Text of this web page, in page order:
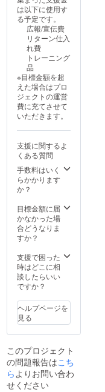
は以下に使用す
る予定です。
広報/宣伝費
リターン仕入
れ費
トレーニング
品
※目標金額を超
えた場合はプロ
ジェクトの運営
費に充てさせて
いただきます。
支援に関するよ
くある質問
手数料はいく
らかかります
か？
目標金額に届
かなかった場
合どうなりま
すか？
支援で困った
時はどこに相
談したらいい
ですか？
ヘルプページを
見る
このプロジェクト
の問題報告はこち
らよりお問い合わ
せください